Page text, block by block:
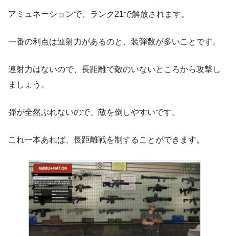
アミュネーションで、ランク21で解放されます。
一番の利点は連射力があるのと、装弾数が多いことです。
連射力はないので、長距離で敵のいないところから攻撃し
ましょう。
弾が全然ぶれないので、敵を倒しやすいです。
これ一本あれば、長距離戦を制することができます。